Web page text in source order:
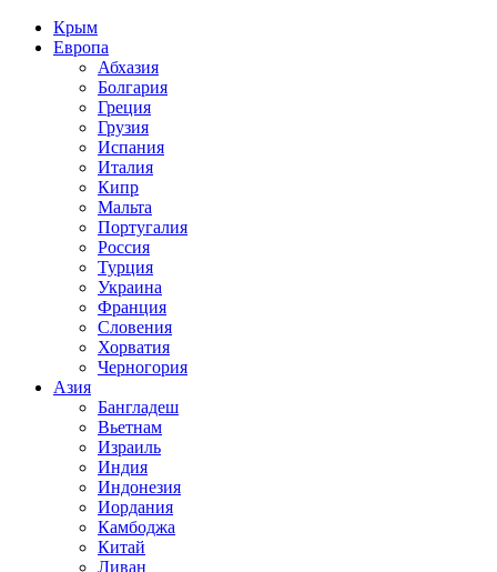
Крым
Европа
Абхазия
Болгария
Греция
Грузия
Испания
Италия
Кипр
Мальта
Португалия
Россия
Турция
Украина
Франция
Словения
Хорватия
Черногория
Азия
Бангладеш
Вьетнам
Израиль
Индия
Индонезия
Иордания
Камбоджа
Китай
Ливан